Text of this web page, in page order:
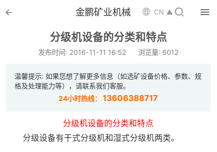
 金鹏矿业机械 CN ▲ 
分级机设备的分类和特点
发布时间: 2016-11-11 16:52 浏览量: 6012
温馨提示: 如果您想了解更多信息（如选矿设备价格、参数、规
格及处理能力等），请联系我们客服。
24小时热线：13606388717
分级机设备的分类和特点
分级设备有干式分级机和湿式分级机两类。
 首页
 选矿设备
 配件耗材


 案例中心